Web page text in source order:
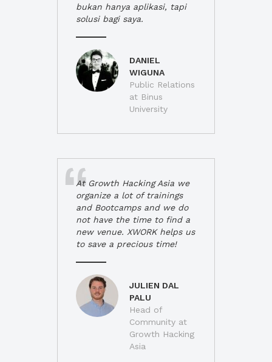
bukan hanya aplikasi, tapi
solusi bagi saya.
DANIEL
WIGUNA
Public Relations
at Binus
University
At Growth Hacking Asia we
organize a lot of trainings
and Bootcamps and we do
not have the time to find a
new venue. XWORK helps us
to save a precious time!
JULIEN DAL
PALU
Head of
Community at
Growth Hacking
Asia